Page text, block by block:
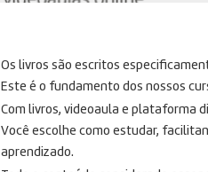
Os livros são escritos
Este é o fundamento dos nossos
Com livros, videoaula e plataforma
Você escolhe como estudar,
aprendizado.